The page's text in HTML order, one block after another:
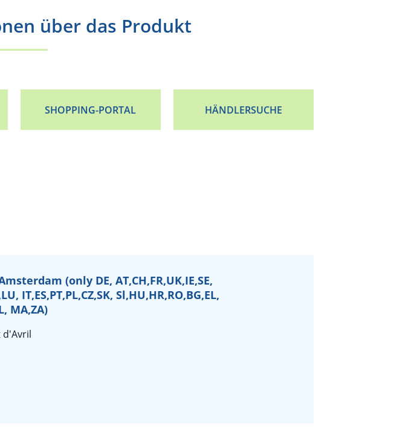
über das Produkt
SHOPPING-PORTAL HÄNDLERSUCHE
(only DE, AT,CH,FR,UK,IE,SE,
IT,ES,PT,PL,CZ,SK, Sl,HU,HR,RO,BG,EL,
MA,ZA)
d'Avril